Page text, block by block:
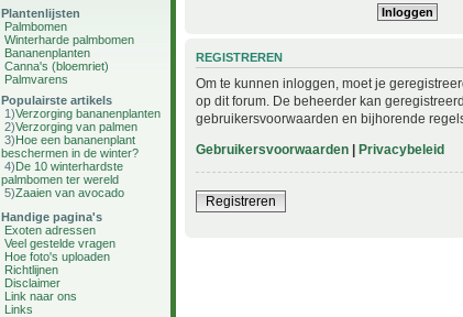
Plantenlijsten
Palmbomen
Winterharde palmbomen
Bananenplanten
Canna's (bloemriet)
Palmvarens
Populairste artikels
1)Verzorging bananenplanten
2)Verzorging van palmen
3)Hoe een bananenplant
beschermen in de winter?
4)De 10 winterhardste
palmbomen ter wereld
5)Zaaien van avocado
Handige pagina's
Exoten adressen
Veel gestelde vragen
Hoe foto's uploaden
Richtlijnen
Disclaimer
Link naar ons
Links
REGISTREREN
Om te kunnen inloggen, moet je
op dit forum. De beheerder kan
gebruikersvoorwaarden en bijhorende
Gebruikersvoorwaarden | Privacybeleid
Registreren